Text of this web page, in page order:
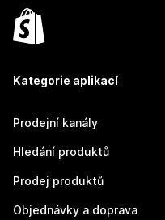
Kategorie aplikací
Prodejní kanály
Hledání produktů
Prodej produktů
Objednávky a doprava